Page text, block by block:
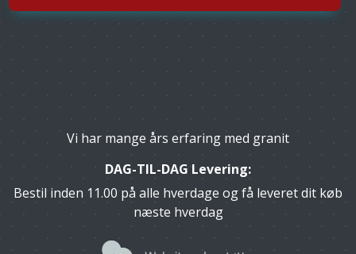
Vi har mange års erfaring med granit
DAG-TIL-DAG Levering:
Bestil inden 11.00 på alle hverdage og få leveret dit køb
næste hverdag